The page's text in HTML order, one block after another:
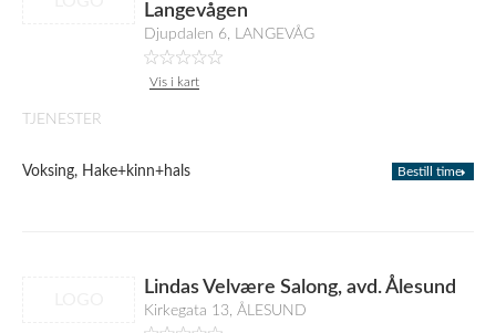
Langevågen
Djupdalen 6, LANGEVÅG
Vis i kart
TJENESTER
Voksing, Hake+kinn+hals Bestill time
Lindas Velvære Salong, avd. Ålesund
Kirkegata 13, ÅLESUND